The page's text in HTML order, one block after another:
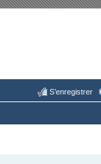
S’enregistrer